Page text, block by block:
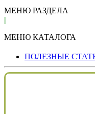
МЕНЮ РАЗДЕЛА
|
МЕНЮ КАТАЛОГА
ПОЛЕЗНЫЕ